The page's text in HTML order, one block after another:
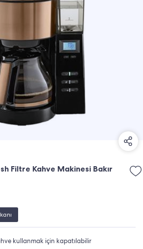
Filtre Kahve Makinesi Bakır
kullanmak için kapatılabilir